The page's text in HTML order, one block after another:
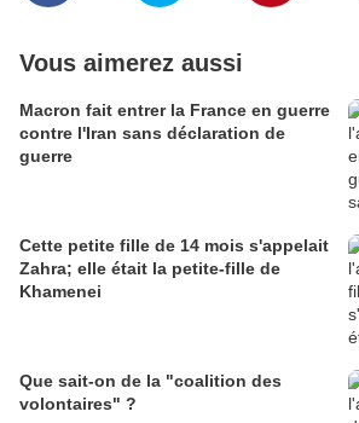
Vous aimerez aussi
Macron fait entrer la France en guerre
contre l'Iran sans déclaration de
guerre
Cette petite fille de 14 mois s'appelait
Zahra; elle était la petite-fille de
Khamenei
Que sait-on de la "coalition des
volontaires" ?